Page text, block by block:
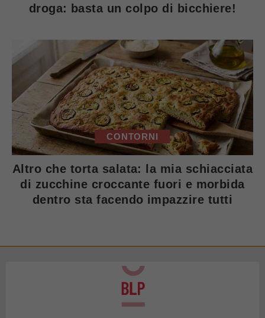
droga: basta un colpo di bicchiere!
CONTORNI
Altro che torta salata: la mia schiacciata
di zucchine croccante fuori e morbida
dentro sta facendo impazzire tutti